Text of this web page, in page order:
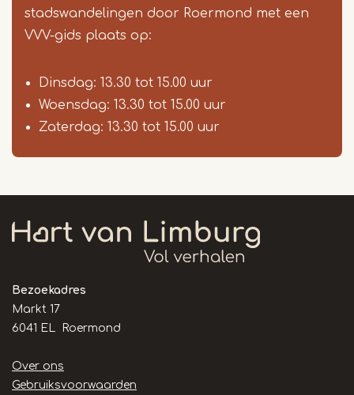
stadswandelingen door Roermond met een
VVV-gids plaats op:
Dinsdag: 13.30 tot 15.00 uur
Woensdag: 13.30 tot 15.00 uur
Zaterdag: 13.30 tot 15.00 uur
Bezoekadres
Markt 17
6041 EL Roermond
Handige
links
Over ons
Gebruiksvoorwaarden